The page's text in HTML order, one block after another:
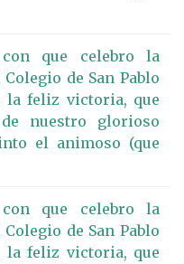
que celebro la
de San Pablo
la feliz victoria, que
nuestro glorioso
el animoso (que
que celebro la
de San Pablo
la feliz victoria, que